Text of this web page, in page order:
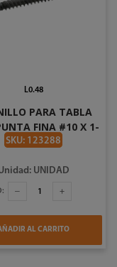
PARA TABLA
FINA #10 X 1-
1/4 PLG
SKU: 123288
L0.48
UNIDAD
AL CARRITO